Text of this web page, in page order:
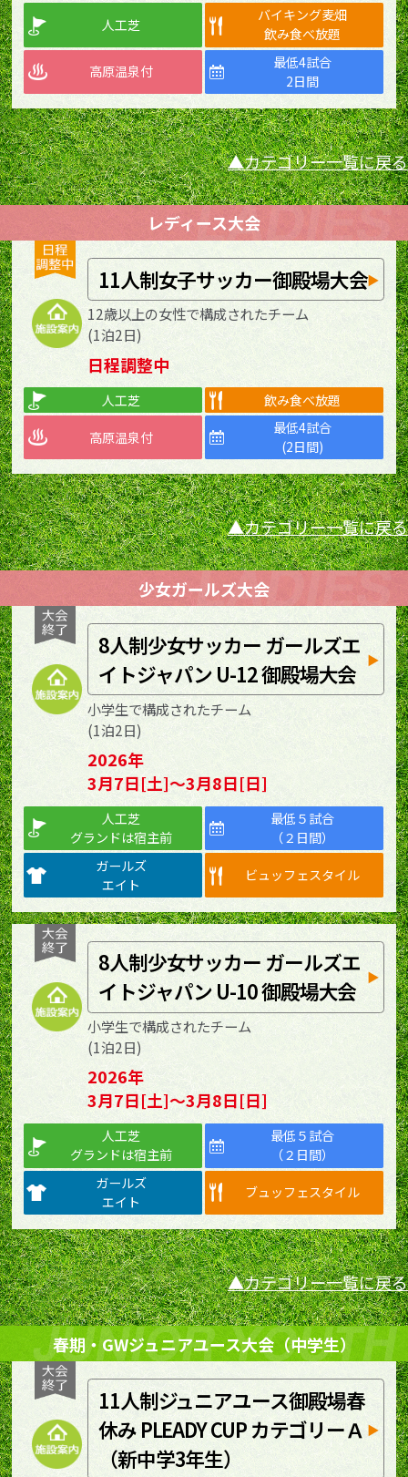
人工芝
バイキング麦畑
飲み食べ放題
高原温泉付
最低4試合
2日間
カテゴリー一覧に戻る
レディース大会
11人制女子サッカー御殿場大会
12歳以上の女性で構成されたチーム
(1泊2日)
日程調整中
人工芝 飲み食べ放題
高原温泉付
最低4試合
(2日間)
カテゴリー一覧に戻る
少女ガールズ大会
8人制少女サッカー ガールズエ
イトジャパン U-12 御殿場大会
小学生で構成されたチーム
(1泊2日)
2026年
3月7日[土]～3月8日[日]
人工芝
グランドは宿主前
最低５試合
（２日間）
ガールズ
エイト
ビュッフェスタイル
8人制少女サッカー ガールズエ
イトジャパン U-10 御殿場大会
小学生で構成されたチーム
(1泊2日)
2026年
3月7日[土]～3月8日[日]
人工芝
グランドは宿主前
最低５試合
（２日間）
ガールズ
エイト
ブュッフェスタイル
カテゴリー一覧に戻る
春期・GWジュニアユース大会（中学生）
11人制ジュニアユース御殿場春
休み PLEADY CUP カテゴリーＡ
（新中学3年生）